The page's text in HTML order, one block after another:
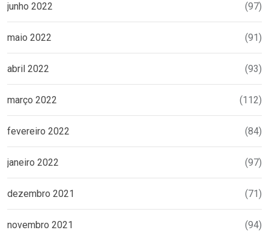
junho 2022 (97)
maio 2022 (91)
abril 2022 (93)
março 2022 (112)
fevereiro 2022 (84)
janeiro 2022 (97)
dezembro 2021 (71)
novembro 2021 (94)